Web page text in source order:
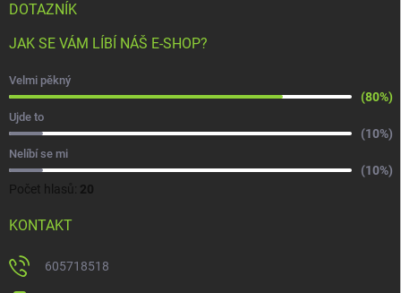
DOTAZNÍK
JAK SE VÁM LÍBÍ NÁŠ E-SHOP?
Velmi pěkný
(80%)
Ujde to
(10%)
Nelíbí se mi
(10%)
Počet hlasů: 20
KONTAKT
605718518